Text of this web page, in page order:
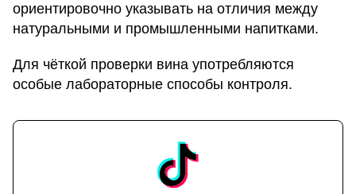
ориентировочно указывать на отличия между
натуральными и промышленными напитками.
Для чёткой проверки вина употребляются
особые лабораторные способы контроля.